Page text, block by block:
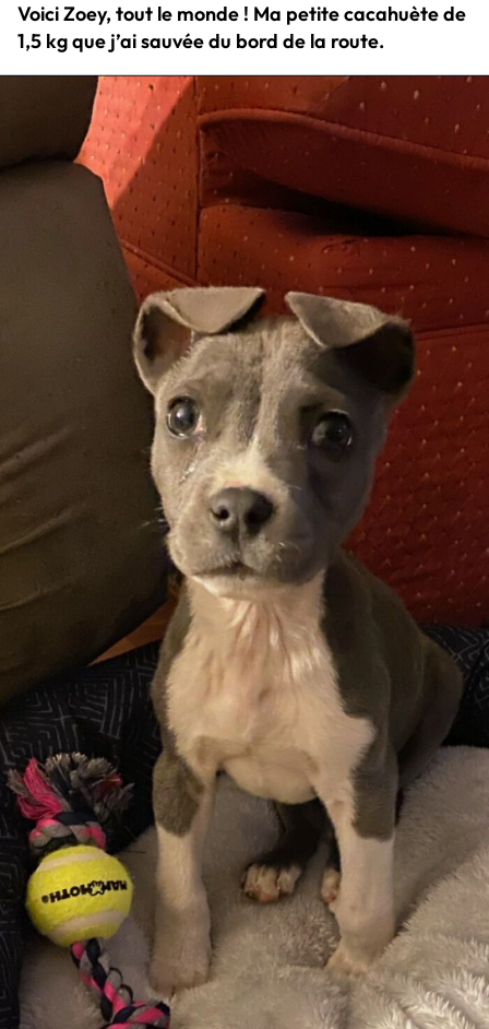
Voici Zoey, tout le monde ! Ma petite cacahuète de
1,5 kg que j’ai sauvée du bord de la route.